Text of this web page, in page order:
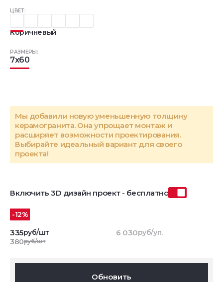
ЦВЕТ:
Коричневый
РАЗМЕРЫ:
7x60
Мы добавили новую уменьшенную толщину
керамогранита. Она упрощает монтаж и
расширяет возможности проектирования.
Выбирайте идеальный вариант для своего
проекта!
Включить 3D дизайн проект - бесплатно
-12%
335руб/шт
380руб/шт
6 030руб/уп.
Обновить